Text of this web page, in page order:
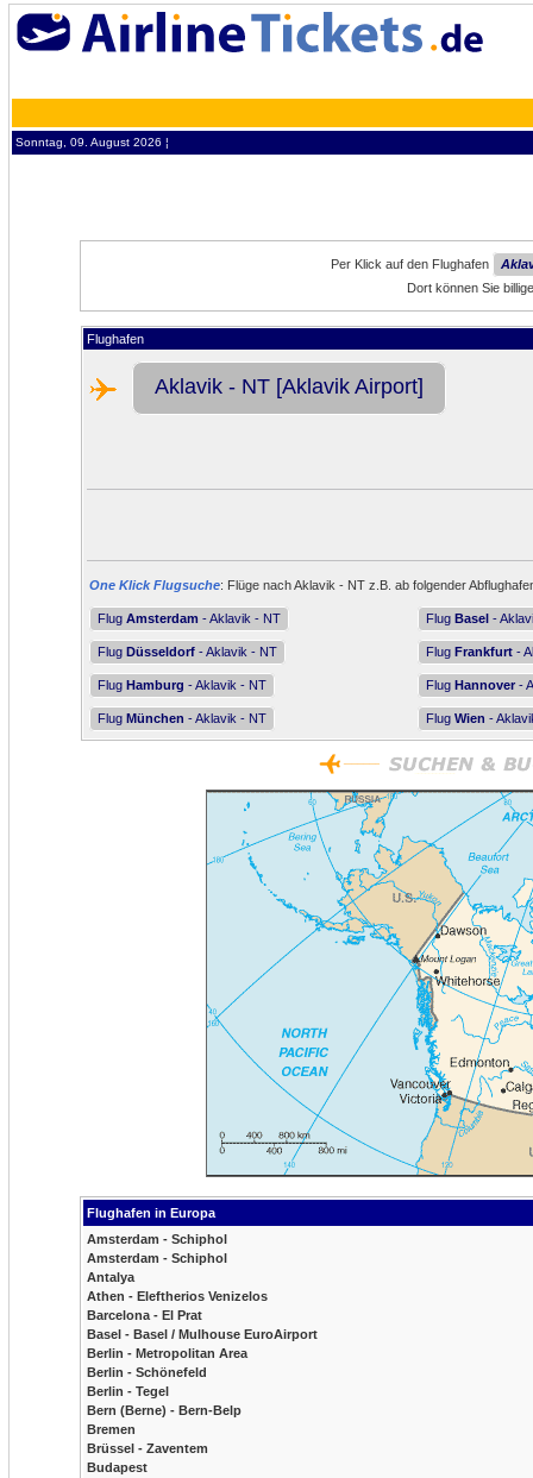
Sonntag, 09. August 2026 ¦
Per Klick auf den Flughafen
Dort können Sie
Flughafen
Aklavik - NT [Aklavik Airport]
One Klick Flugsuche: Flüge nach Aklavik - NT z.B. ab folgender
Flug Amsterdam - Aklavik - NT Flug Basel -
Flug Düsseldorf - Aklavik - NT Flug Frankfurt -
Flug Hamburg - Aklavik - NT Flug Hannover -
Flug München - Aklavik - NT Flug Wien -
Flughafen in Europa
Amsterdam - Schiphol
Amsterdam - Schiphol
Antalya
Athen - Eleftherios Venizelos
Barcelona - El Prat
Basel - Basel / Mulhouse EuroAirport
Berlin - Metropolitan Area
Berlin - Schönefeld
Berlin - Tegel
Bern (Berne) - Bern-Belp
Bremen
Brüssel - Zaventem
Budapest